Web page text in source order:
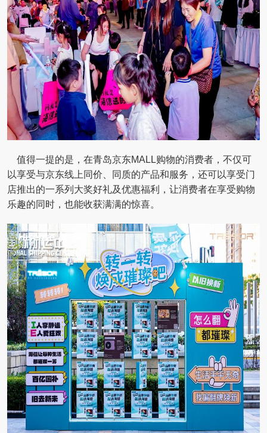
值得一提的是，在青岛京东MALL购物的消费者，不仅可
以享受与京东线上同价、同质的产品和服务，还可以享受门
店推出的一系列大奖好礼及优惠福利，让消费者在享受购物
乐趣的同时，也能收获满满的惊喜。